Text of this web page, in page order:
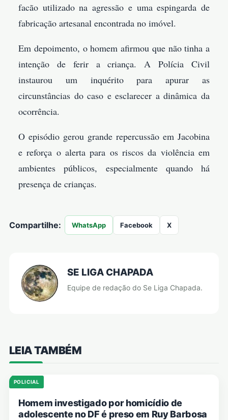
facão utilizado na agressão e uma espingarda de
fabricação artesanal encontrada no imóvel.
Em depoimento, o homem afirmou que não tinha a
intenção de ferir a criança. A Polícia Civil
instaurou um inquérito para apurar as
circunstâncias do caso e esclarecer a dinâmica da
ocorrência.
O episódio gerou grande repercussão em Jacobina
e reforça o alerta para os riscos da violência em
ambientes públicos, especialmente quando há
presença de crianças.
Compartilhe: WhatsApp Facebook X
SE LIGA CHAPADA
Equipe de redação do Se Liga Chapada.
LEIA TAMBÉM
POLICIAL
Homem investigado por homicídio de
adolescente no DF é preso em Ruy Barbosa